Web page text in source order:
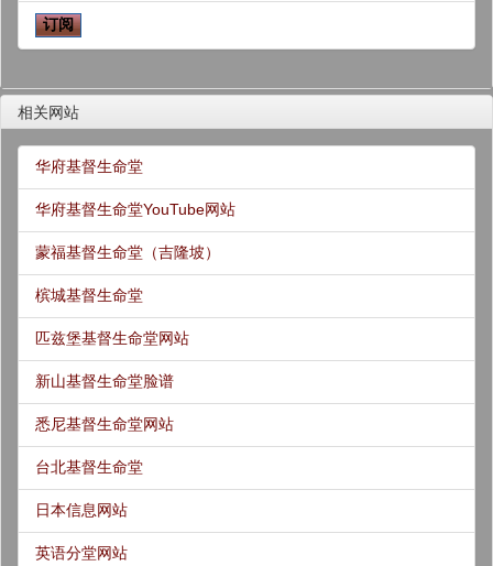
相关网站
华府基督生命堂
华府基督生命堂YouTube网站
蒙福基督生命堂（吉隆坡）
槟城基督生命堂
匹兹堡基督生命堂网站
新山基督生命堂脸谱
悉尼基督生命堂网站
台北基督生命堂
日本信息网站
英语分堂网站